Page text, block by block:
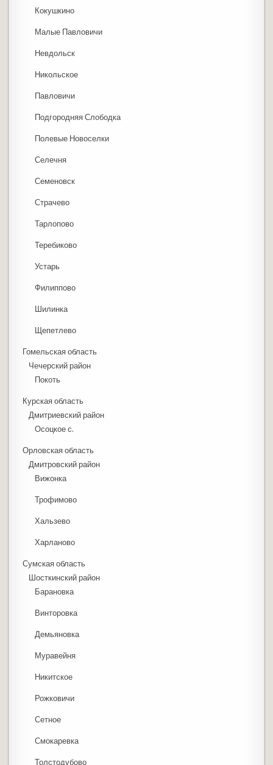
Кокушкино
Малые Павловичи
Невдольск
Никольское
Павловичи
Подгородняя Слободка
Полевые Новоселки
Селечня
Семеновск
Страчево
Тарлопово
Теребиково
Устарь
Филиппово
Шилинка
Щепетлево
Гомельская область
Чечерский район
Покоть
Курская область
Дмитриевский район
Осоцкое с.
Орловская область
Дмитровский район
Вижонка
Трофимово
Хальзево
Харланово
Сумская область
Шосткинский район
Барановка
Винторовка
Демьяновка
Муравейня
Никитское
Рожковичи
Сетное
Смокаревка
Толстодубово